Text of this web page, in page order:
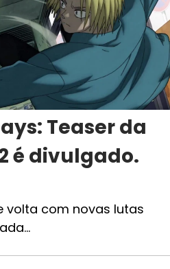
Teaser da
é divulgado.
volta com novas lutas